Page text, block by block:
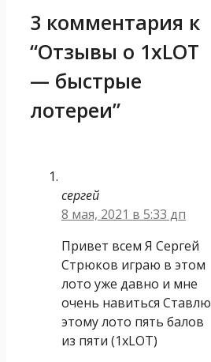
3 комментария к
“Отзывы о 1xLOT
— быстрые
лотереи”
сергей
8 мая, 2021 в 5:33 дп
Привет всем Я Сергей
Стрюков играю в этом
лото уже давно и мне
очень навиться Ставлю
этому лото пять балов
из пяти (1xLOT)